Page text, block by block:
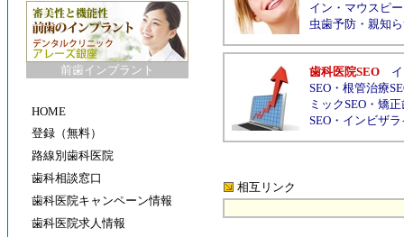
前歯インプラント
HOME
登録（無料）
路線別歯科医院
歯科相談窓口
歯科医院キャンペーン情報
歯科医院求人情報
イン ・ マウスピ
虫歯予防・ 親知
歯科医院SEO
SEO・ 根管治療
ミックSEO・ 矯正
SEO・ インビザラ
相互リンク